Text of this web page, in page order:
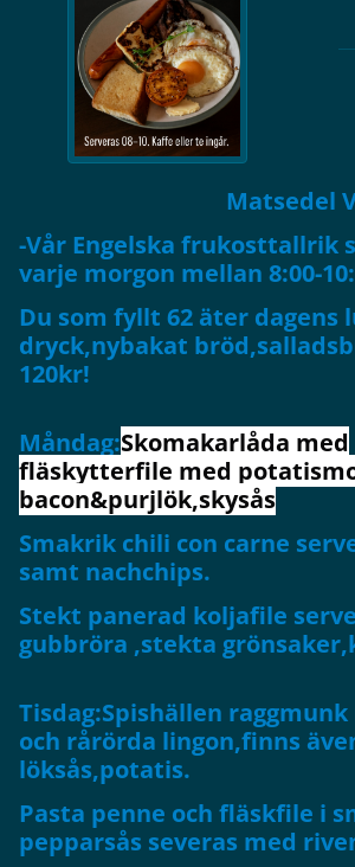
Matsedel V33 -
-Vår Engelska frukosttallrik
varje morgon mellan 8:00-
Du som fyllt 62 äter dagens
dryck,nybakat
120kr!
Måndag:Skomakarlåda med
fläskytterfile med
bacon&purjlök,skysås
Smakrik chili con carne
samt nachchips.
Stekt panerad koljafile
gubbröra ,stekta
Tisdag:Spishällen
och rårörda lingon,finns
löksås,potatis.
Pasta penne och fläskfile i
pepparsås severas med